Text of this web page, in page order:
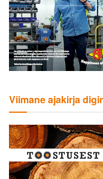
Viimane ajakirja